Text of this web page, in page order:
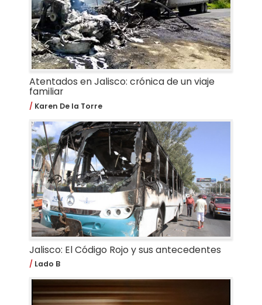
Atentados en Jalisco: crónica de un viaje
familiar
Karen De la Torre
Jalisco: El Código Rojo y sus antecedentes
Lado B